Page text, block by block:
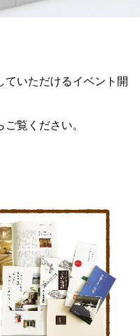
ていただけるイベント開
覧ください。